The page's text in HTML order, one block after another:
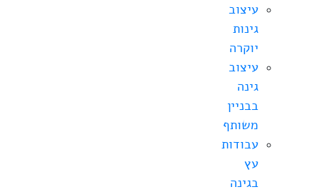
עיצוב
גינות
יוקרה
עיצוב
גינה
בבניין
משותף
עבודות
עץ
בגינה